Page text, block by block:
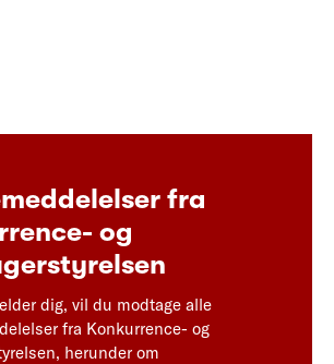
fra
og
dig, vil du modtage alle
fra Konkurrence- og
herunder om